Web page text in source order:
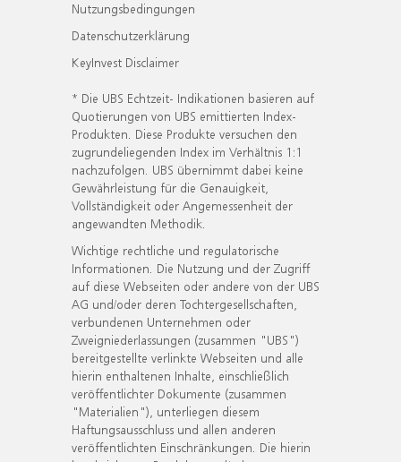
Nutzungsbedingungen
Datenschutzerklärung
KeyInvest Disclaimer
* Die UBS Echtzeit- Indikationen basieren auf
Quotierungen von UBS emittierten Index-
Produkten. Diese Produkte versuchen den
zugrundeliegenden Index im Verhältnis 1:1
nachzufolgen. UBS übernimmt dabei keine
Gewährleistung für die Genauigkeit,
Vollständigkeit oder Angemessenheit der
angewandten Methodik.
Wichtige rechtliche und regulatorische
Informationen. Die Nutzung und der Zugriff
auf diese Webseiten oder andere von der UBS
AG und/oder deren Tochtergesellschaften,
verbundenen Unternehmen oder
Zweigniederlassungen (zusammen "UBS")
bereitgestellte verlinkte Webseiten und alle
hierin enthaltenen Inhalte, einschließlich
veröffentlichter Dokumente (zusammen
"Materialien"), unterliegen diesem
Haftungsausschluss und allen anderen
veröffentlichten Einschränkungen. Die hierin